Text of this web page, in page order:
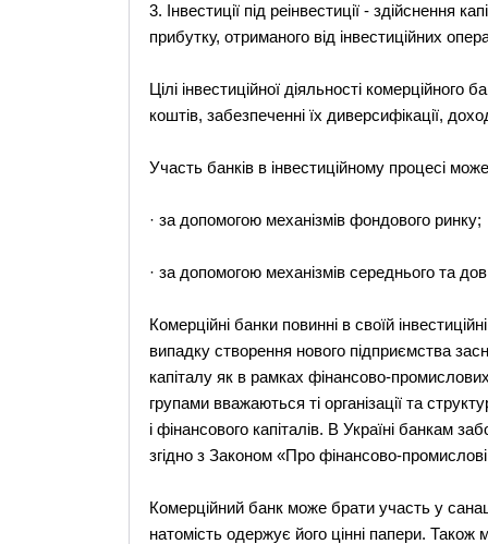
3. Інвестиції під реінвестиції - здійснення
прибутку, отриманого від інвестиційних
Цілі інвестиційної діяльності
коштів, забезпеченні їх диверсифікації,
Участь банків в інвестиційному процесі
· за допомогою механізмів фондового ринку;
· за допомогою механізмів середнього та
Комерційні банки повинні в своїй
випадку створення нового підприємства
капіталу як в рамках фінансово-
групами вважаються ті організації та
і фінансового капіталів. В Україні банкам
згідно з Законом «Про фінансово-
Комерційний банк може брати участь у
натомість одержує його цінні папери. Також